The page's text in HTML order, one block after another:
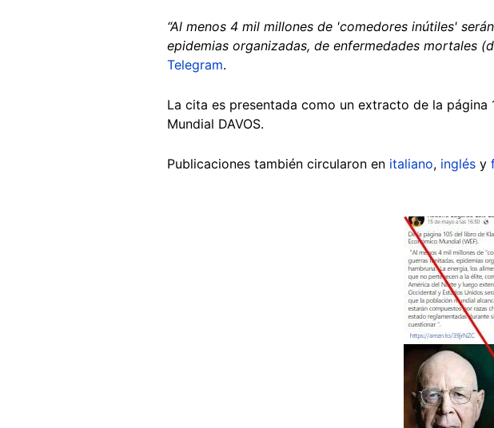
“Al menos 4 mil millones de 'comedores inútiles'
epidemias organizadas, de enfermedades mortales
Telegram.
La cita es presentada como un extracto de la
Mundial DAVOS.
Publicaciones también circularon en italiano, inglés y